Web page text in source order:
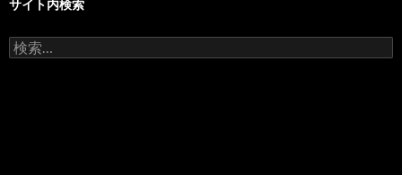
サイト内検索
検
索: